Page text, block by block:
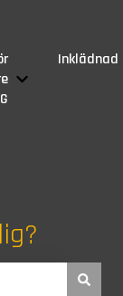
för Dubbelgolv -
Visa
Inklädnad